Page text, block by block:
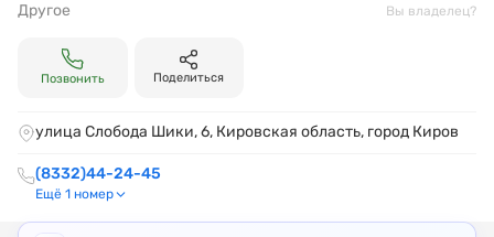
Другое Вы владелец?
Позвонить Поделиться
улица Слобода Шики, 6, Кировская область, город Киров
(8332)44-24-45
Ещё 1 номер